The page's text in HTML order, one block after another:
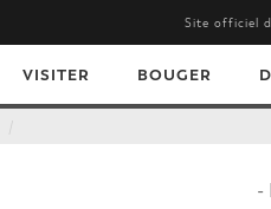
Site officiel
VISITER BOUGER
-